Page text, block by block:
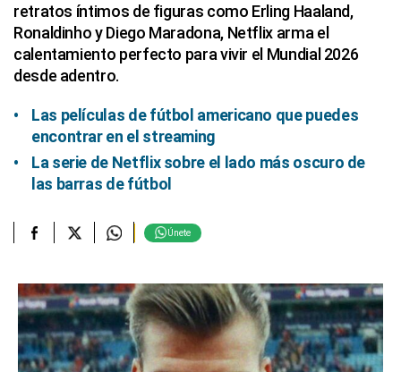
retratos íntimos de figuras como Erling Haaland,
Ronaldinho y Diego Maradona, Netflix arma el
calentamiento perfecto para vivir el Mundial 2026
desde adentro.
Las películas de fútbol americano que puedes
encontrar en el streaming
La serie de Netflix sobre el lado más oscuro de
las barras de fútbol
Únete